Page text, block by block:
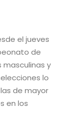
el jueves
de
masculinas y
lo
de mayor
en los